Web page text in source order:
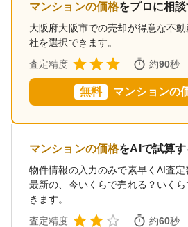
マンションの価格をプロに相談
大阪府大阪市での売却が得意な不
社を選択できます。
査定精度
約90秒
無料 マンションの
マンションの価格をAIで試算す
物件情報の入力のみで素早くAI査
最新の、今いくらで売れる？いく
きます。
査定精度
約60秒